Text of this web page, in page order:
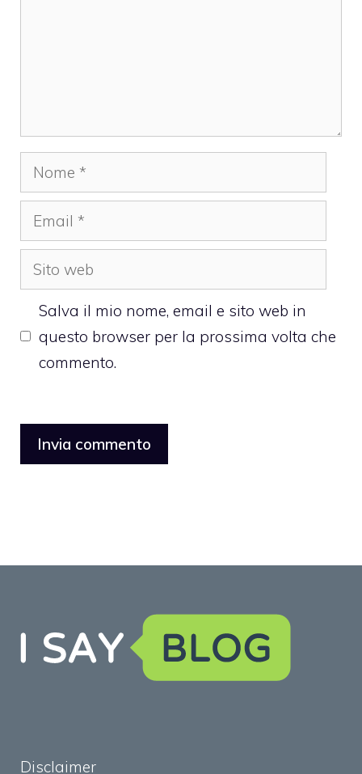
Nome
Email
Sito
web
Salva il mio nome, email e sito web in
questo browser per la prossima volta che
commento.
Disclaimer